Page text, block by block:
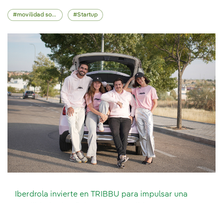
movilidad sostenible Startup
Iberdrola invierte en TRIBBU para impulsar una